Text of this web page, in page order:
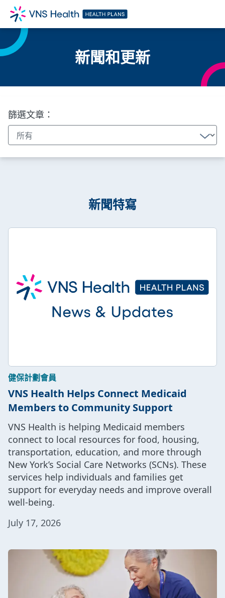
新聞和更新
篩選文章：
新聞特寫
健保計劃會員
VNS Health Helps Connect Medicaid
Members to Community Support
VNS Health is helping Medicaid members
connect to local resources for food, housing,
transportation, education, and more through
New York’s Social Care Networks (SCNs). These
services help individuals and families get
support for everyday needs and improve overall
well-being.
July 17, 2026